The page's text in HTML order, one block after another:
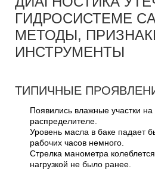
ГИДРОСИСТЕМЕ
МЕТОДЫ,
ИНСТРУМЕНТЫ
ТИПИЧНЫЕ
Появились влажные участки
распределителе.
Уровень масла в баке падает
рабочих часов немного.
Стрелка манометра
нагрузкой не было ранее.